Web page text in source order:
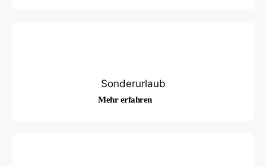
Sonderurlaub
Mehr erfahren